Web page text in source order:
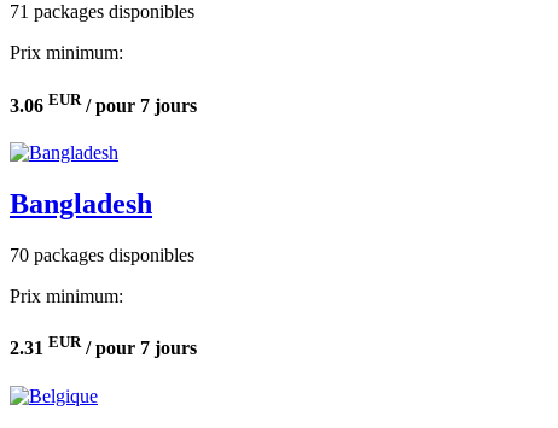
71 packages disponibles
Prix minimum:
3.06 EUR/ pour 7 jours
Bangladesh
70 packages disponibles
Prix minimum:
2.31 EUR/ pour 7 jours